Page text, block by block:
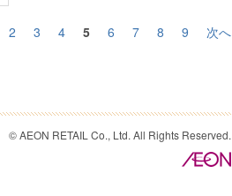
2 3 4 5 6 7 8 9 次へ
© AEON RETAIL Co., Ltd. All Rights Reserved.